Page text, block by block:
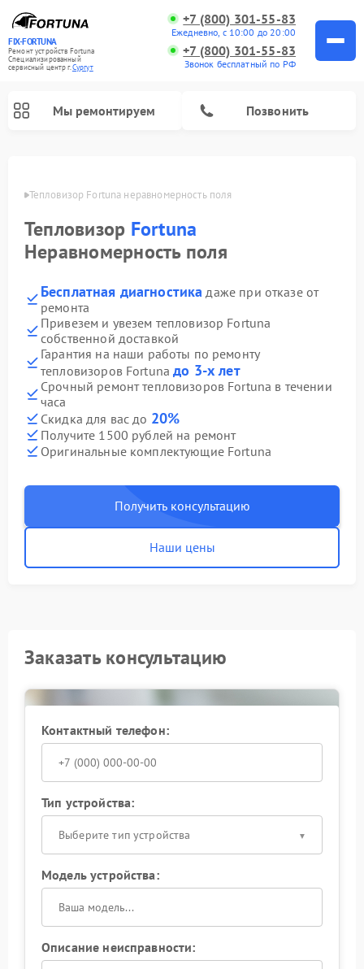
FIX-FORTUNA
Ремонт устройств Fortuna
Специализированный
cервисный центр г.Сургут
+7 (800) 301-55-83
Ежедневно, с 10:00 до 20:00
+7 (800) 301-55-83
Звонок бесплатный по РФ
Мы ремонтируем Позвонить
Тепловизор Fortuna неравномерность поля
Тепловизор Fortuna
Неравномерность поля
Бесплатная диагностика даже при отказе от
ремонта
Привезем и увезем тепловизор Fortuna
собственной доставкой
Гарантия на наши работы по ремонту
тепловизоров Fortunaдо 3-х лет
Срочный ремонт тепловизоров Fortuna в течении
часа
Скидка для вас до 20%
Получите 1500 рублей на ремонт
Оригинальные комплектующие Fortuna
Получить консультацию
Наши цены
Заказать консультацию
Контактный телефон:
Тип устройства:
Выберите тип устройства
Модель устройства:
Описание неисправности: